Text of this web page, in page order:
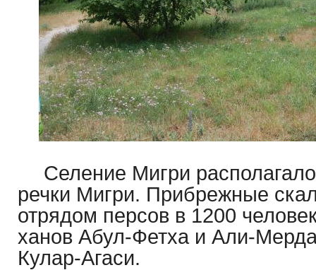
Селение Мигри
речки Мигри. Прибрежные
отрядом персов в 1200
ханов Абул-Фетха и Али-
Кулар-Агаси.